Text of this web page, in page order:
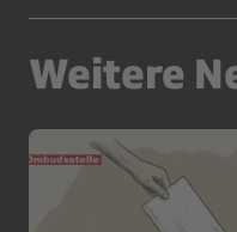
Weitere